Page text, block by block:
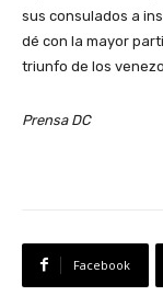
sus consulados a
dé con la mayor
triunfo de los
Prensa DC
Facebook